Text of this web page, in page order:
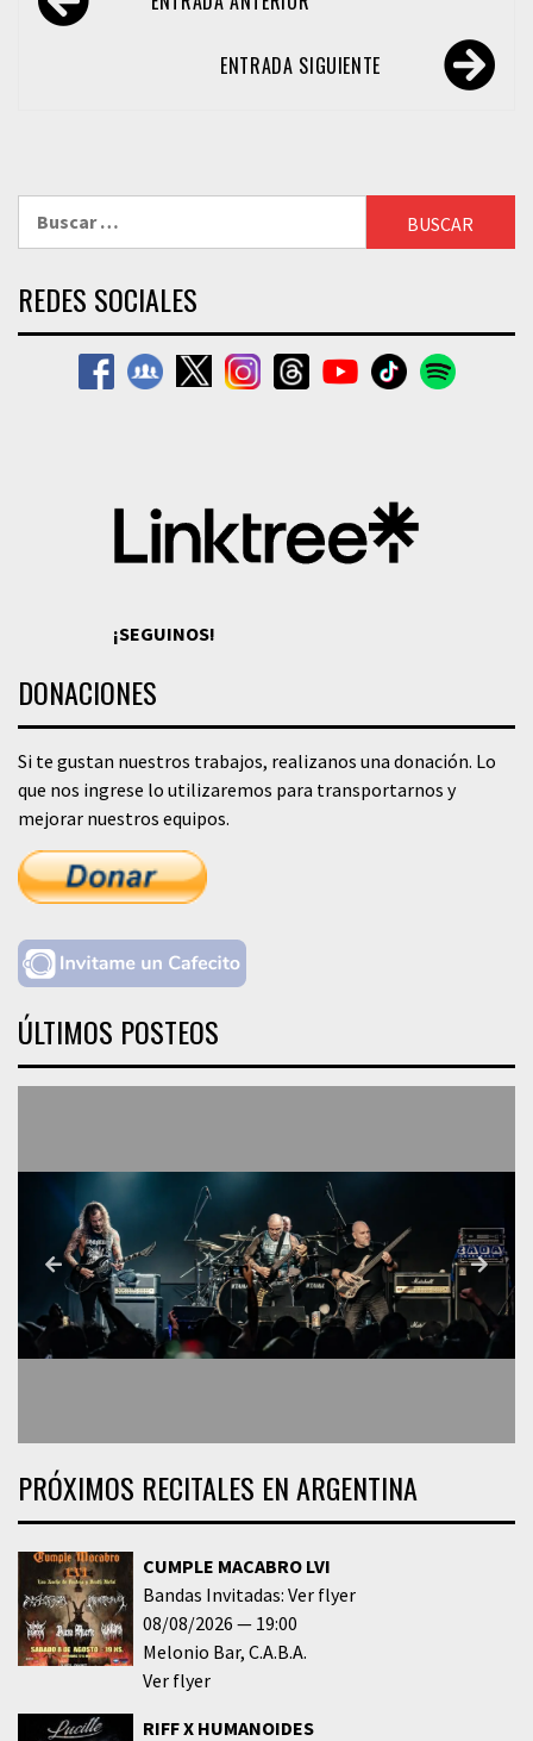
de
ENTRADA SIGUIENTE
REDES SOCIALES
¡SEGUINOS!
DONACIONES
Si te gustan nuestros trabajos, realizanos una donación. Lo
que nos ingrese lo utilizaremos para transportarnos y
mejorar nuestros equipos.
ÚLTIMOS POSTEOS
PRÓXIMOS RECITALES EN ARGENTINA
CUMPLE MACABRO LVI
Bandas Invitadas: Ver flyer
08/08/2026
19:00
Melonio Bar C.A.B.A.
Ver flyer
RIFF X HUMANOIDES